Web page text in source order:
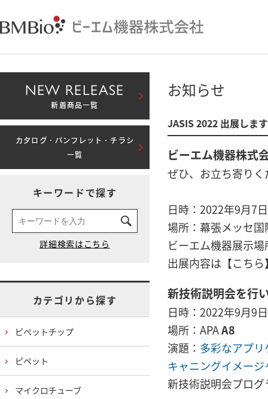
お知らせ
JASIS 2022 出展しま
ビーエム機器株式
ぜひ、お立ち寄りく
日時：2022年9月7
場所：幕張メッセ国
ビーエム機器展示場
出展内容は 【こち
新技術説明会を行
日時：2022年9月9
場所：APAA8
演題： 多彩なアプ
キャニングイメー
新技術説明会プログ
NEW RELEASE
新着商品一覧
カタログ・パンフレット・チラシ
一覧
キーワードで探す
カテゴリから探す
ピペットチップ
ピペット
マイクロチューブ